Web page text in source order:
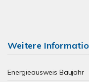
Weitere
Energieausweis Baujahr